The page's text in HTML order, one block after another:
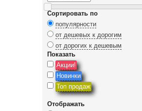
Сортировать по
популярности
от дешевых к дорогим
от дорогих к дешевым
Показать
Акции!
Новинки
Топ продаж
Отображать